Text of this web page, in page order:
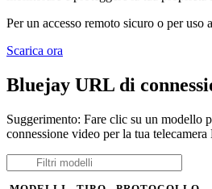
Per un accesso remoto sicuro o per uso
Scarica ora
Bluejay URL di
Suggerimento: Fare clic su un modello
connessione video per la tua